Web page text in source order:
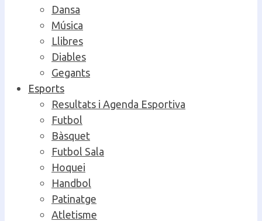
Dansa
Música
Llibres
Diables
Gegants
Esports
Resultats i Agenda Esportiva
Futbol
Bàsquet
Futbol Sala
Hoquei
Handbol
Patinatge
Atletisme